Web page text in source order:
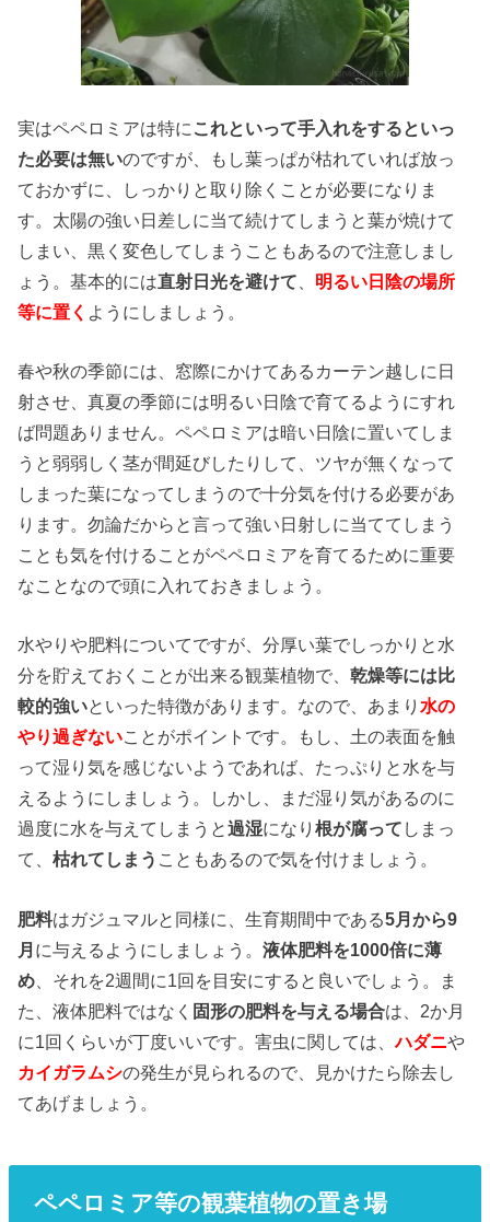
実はペペロミアは特に これといって手入れをするといっ
た必要は無いのですが、もし葉っぱが枯れていれば放っ
ておかずに、しっかりと取り除くことが必要になりま
す。太陽の強い日差しに当て続けてしまうと葉が焼けて
しまい、黒く変色してしまうこともあるので注意しまし
ょう。基本的には直射日光を避けて
明るい日陰の場所
等に置く ようにしましょう。
春や秋の季節には、窓際にかけてあるカーテン越しに日
射させ、真夏の季節には明るい日陰で育てるようにすれ
ば問題ありません。ペペロミアは暗い日陰に置いてしま
うと弱弱しく茎が間延びしたりして、ツヤが無くなって
しまった葉になってしまうので十分気を付ける必要があ
ります。勿論だからと言って強い日射しに当ててしまう
ことも気を付けることがペペロミアを育てるために重要
なことなので頭に入れておきましょう。
水やりや肥料についてですが、分厚い葉でしっかりと水
分を貯えておくことが出来る観葉植物で、乾燥等には比
較的強いといった特徴があります。なので、あまり 水の
やり過ぎないことがポイントです。もし、土の表面を触
って湿り気を感じないようであれば、たっぷりと水を与
えるようにしましょう。しかし、まだ湿り気があるのに
過度に水を与えてしまうと過湿になり根が腐って しまっ
て、枯れてしまう こともあるので気を付けましょう。
肥料はガジュマルと同様に、生育期間中である5月から9
月 に与えるようにしましょう。液体肥料を1000倍に薄
め 、それを2週間に1回を目安にすると良いでしょう。ま
た、液体肥料ではなく 固形の肥料を与える場合は、2か月
に1回くらいが丁度いいです。害虫に関しては、ハダニや
カイガラムシの発生が見られるので、見かけたら除去し
てあげましょう。
ペペロミア等の観葉植物の置き場